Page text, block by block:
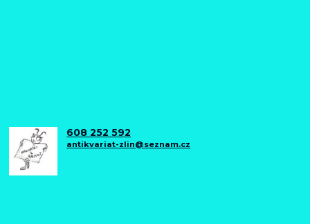
608 252 592
antikvariat-zlin@seznam.cz